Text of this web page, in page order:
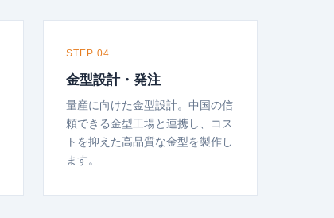
STEP 04
金型設計・発注
量産に向けた金型設計。中国の信
頼できる金型工場と連携し、コス
トを抑えた高品質な金型を製作し
ます。